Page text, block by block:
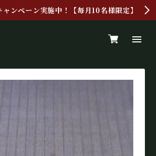
ンペーン実施中！【毎月10名様限定】